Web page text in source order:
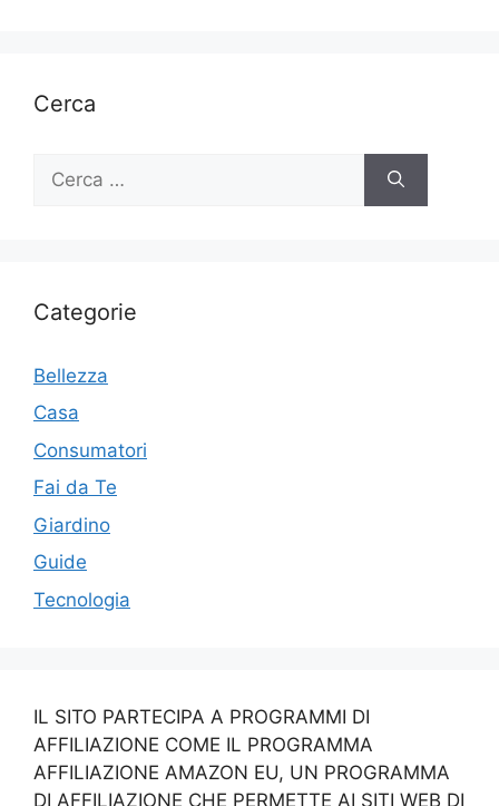
Cerca
per:
Categorie
Bellezza
Casa
Consumatori
Fai da Te
Giardino
Guide
Tecnologia
IL SITO PARTECIPA A PROGRAMMI DI
AFFILIAZIONE COME IL PROGRAMMA
AFFILIAZIONE AMAZON EU, UN PROGRAMMA
DI AFFILIAZIONE CHE PERMETTE AI SITI WEB DI